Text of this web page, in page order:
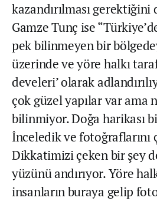
kazandırılması
Gamze Tunç ise
pek bilinmeyen bir
üzerinde ve yöre halkı
develeri’ olarak
çok güzel yapılar var ama
bilinmiyor. Doğa harikası
İnceledik ve fotoğraflarını
Dikkatimizi çeken bir şey
yüzünü andırıyor. Yöre
insanların buraya gelip